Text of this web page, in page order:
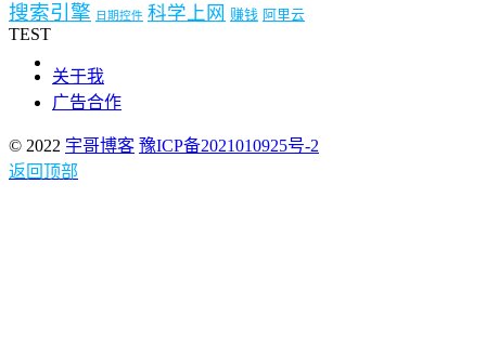
搜索引擎 日期控件 科学上网 赚钱 阿里云
TEST
关于我
广告合作
© 2022 宇哥博客 豫ICP备2021010925号-2
返回顶部